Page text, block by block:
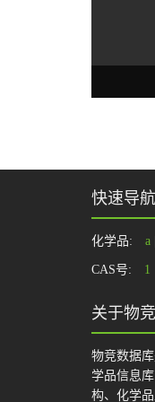
快速导航
化学品: a
CAS号: 1
关于物竞
物竞数据
学品信息
构、化学